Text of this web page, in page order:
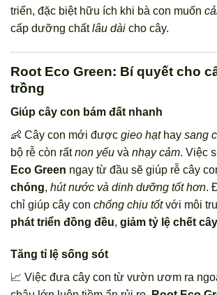
triển, đặc biệt hữu ích khi bà con muốn
cấp dưỡng chấtlâu dài cho cây.
Root Eco Green: Bí quyết cho
trồng
Giúp cây con bám đất nhanh
👶 Cây con mới được gieo hạthay sang
bộ rễ còn rấtnon yếu và nhạy cảm. Việc
Eco Green ngay từ đầu sẽ giúp rễ cây
chóng, hút nước và dinh dưỡng tốt hơn.
chỉ giúp cây con chống chịu tốtvới môi
phát triển đồng đều, giảm tỷ lệ chết cây
Tăng tỉ lệ sống sót
📈 Việc đưa cây con từ vườn ươm ra